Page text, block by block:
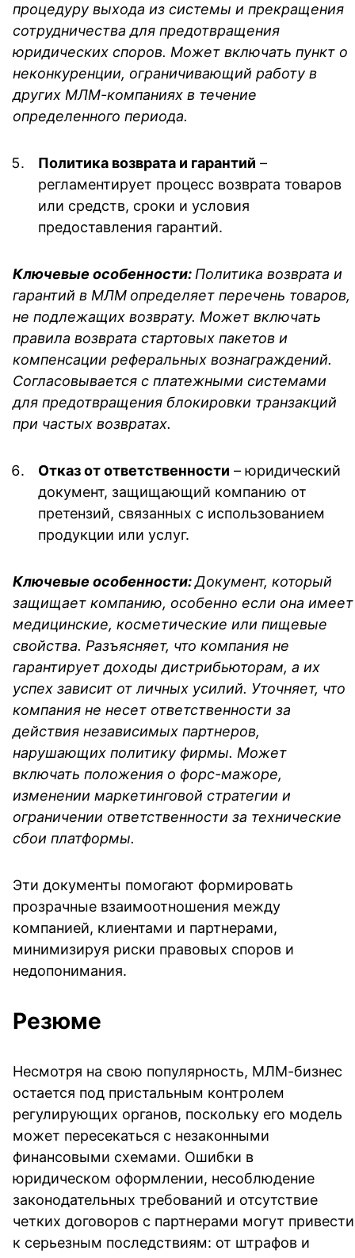
процедуру выхода из системы и прекращения
сотрудничества для предотвращения
юридических споров. Может включать пункт о
неконкуренции, ограничивающий работу в
других МЛМ-компаниях в течение
определенного периода.
Политика возврата и гарантий –
регламентирует процесс возврата товаров
или средств, сроки и условия
предоставления гарантий.
Ключевые особенности: Политика возврата и
гарантий в МЛМ определяет перечень товаров,
не подлежащих возврату. Может включать
правила возврата стартовых пакетов и
компенсации реферальных вознаграждений.
Согласовывается с платежными системами
для предотвращения блокировки транзакций
при частых возвратах.
Отказ от ответственности – юридический
документ, защищающий компанию от
претензий, связанных с использованием
продукции или услуг.
Ключевые особенности:Документ, который
защищает компанию, особенно если она имеет
медицинские, косметические или пищевые
свойства. Разъясняет, что компания не
гарантирует доходы дистрибьюторам, а их
успех зависит от личных усилий. Уточняет, что
компания не несет ответственности за
действия независимых партнеров,
нарушающих политику фирмы. Может
включать положения о форс-мажоре,
изменении маркетинговой стратегии и
ограничении ответственности за технические
сбои платформы.
Эти документы помогают формировать
прозрачные взаимоотношения между
компанией, клиентами и партнерами,
минимизируя риски правовых споров и
недопонимания.
Резюме
Несмотря на свою популярность, МЛМ-бизнес
остается под пристальным контролем
регулирующих органов, поскольку его модель
может пересекаться с незаконными
финансовыми схемами. Ошибки в
юридическом оформлении, несоблюдение
законодательных требований и отсутствие
четких договоров с партнерами могут привести
к серьезным последствиям: от штрафов и